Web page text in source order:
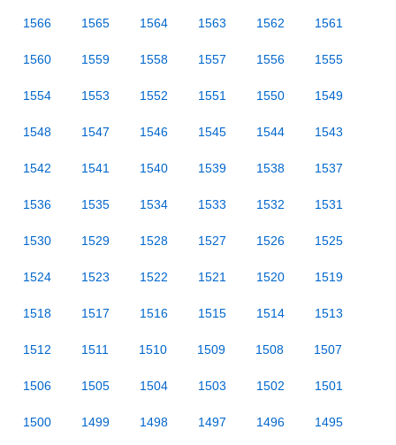
1566 1565 1564 1563 1562 1561
1560 1559 1558 1557 1556 1555
1554 1553 1552 1551 1550 1549
1548 1547 1546 1545 1544 1543
1542 1541 1540 1539 1538 1537
1536 1535 1534 1533 1532 1531
1530 1529 1528 1527 1526 1525
1524 1523 1522 1521 1520 1519
1518 1517 1516 1515 1514 1513
1512 1511 1510 1509 1508 1507
1506 1505 1504 1503 1502 1501
1500 1499 1498 1497 1496 1495